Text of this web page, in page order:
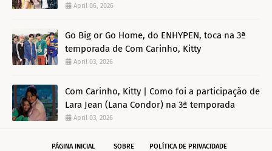
April 06, 2026
Go Big or Go Home, do ENHYPEN, toca na 3ª
temporada de Com Carinho, Kitty
April 03, 2026
Com Carinho, Kitty | Como foi a participação de
Lara Jean (Lana Condor) na 3ª temporada
April 03, 2026
PÁGINA INICIAL SOBRE POLÍTICA DE PRIVACIDADE